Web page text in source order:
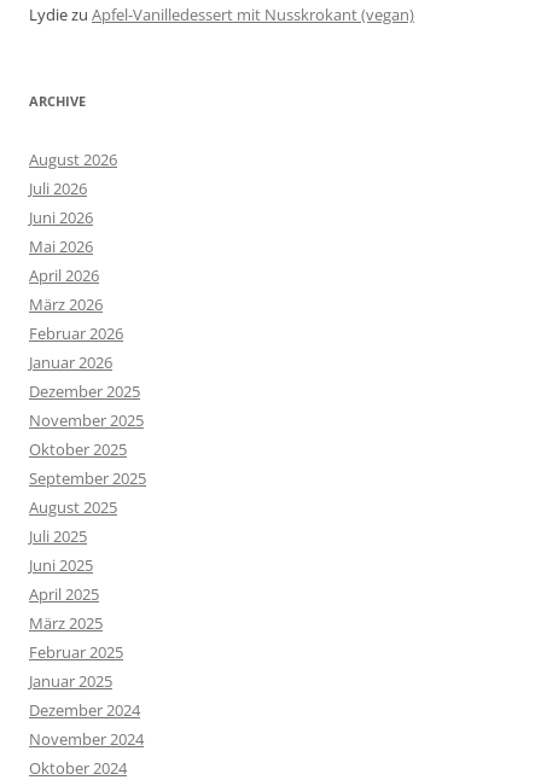
Lydiezu Apfel-Vanilledessert mit Nusskrokant (vegan)
ARCHIVE
August 2026
Juli 2026
Juni 2026
Mai 2026
April 2026
März 2026
Februar 2026
Januar 2026
Dezember 2025
November 2025
Oktober 2025
September 2025
August 2025
Juli 2025
Juni 2025
April 2025
März 2025
Februar 2025
Januar 2025
Dezember 2024
November 2024
Oktober 2024